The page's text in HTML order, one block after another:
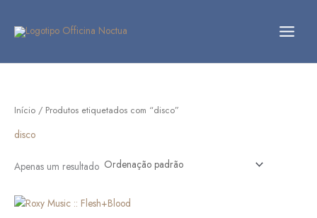
content
Início / Produtos etiquetados com “disco”
disco
Apenas um resultado